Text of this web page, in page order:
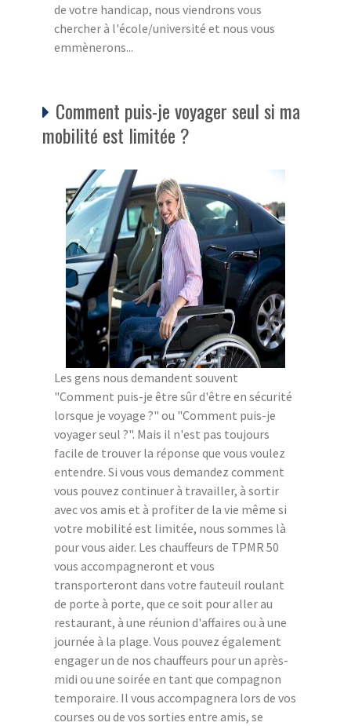
de votre handicap, nous viendrons vous
chercher à l'école/université et nous vous
emmènerons...
Comment puis-je voyager seul si ma
mobilité est limitée ?
Les gens nous demandent souvent
"Comment puis-je être sûr d'être en sécurité
lorsque je voyage ?" ou "Comment puis-je
voyager seul ?". Mais il n'est pas toujours
facile de trouver la réponse que vous voulez
entendre. Si vous vous demandez comment
vous pouvez continuer à travailler, à sortir
avec vos amis et à profiter de la vie même si
votre mobilité est limitée, nous sommes là
pour vous aider. Les chauffeurs de TPMR 50
vous accompagneront et vous
transporteront dans votre fauteuil roulant
de porte à porte, que ce soit pour aller au
restaurant, à une réunion d'affaires ou à une
journée à la plage. Vous pouvez également
engager un de nos chauffeurs pour un après-
midi ou une soirée en tant que compagnon
temporaire. Il vous accompagnera lors de vos
courses ou de vos sorties entre amis, se